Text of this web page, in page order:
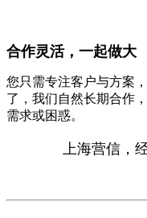
合作灵活，一起做大
您只需专注客户与方案
了，我们自然长期合作
需求或困惑。
上海营信，